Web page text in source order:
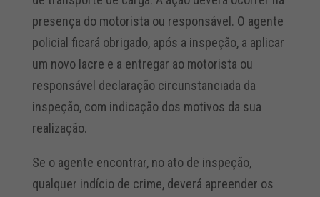
presença do motorista ou responsável. O agente
policial ficará obrigado, após a inspeção, a aplicar
um novo lacre e a entregar ao motorista ou
responsável declaração circunstanciada da
inspeção, com indicação dos motivos da sua
realização.
Se o agente encontrar, no ato de inspeção,
qualquer indício de crime, deverá apreender os